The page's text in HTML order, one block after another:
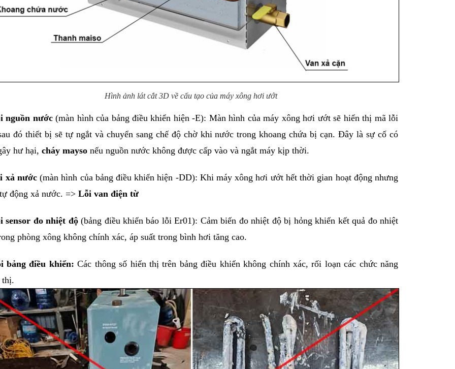
Hình ảnh lát cắt 3D về cấu tạo của máy xông hơi ướt
nguồn nước (màn hình của bảng điều khiển hiện -E): Màn hình của máy xông hơi ướt sẽ hiển thị mã lỗi
đó thiết bị sẽ tự ngắt và chuyển sang chế độ chờ khi nước trong khoang chứa bị cạn. Đây là sự cố có
hư hại, cháy mayso nếu nguồn nước không được cấp vào và ngắt máy kịp thời.
xả nước (màn hình của bảng điều khiển hiện -DD): Khi máy xông hơi ướt hết thời gian hoạt động nhưng
động xả nước. => Lỗi van điện từ
sensor đo nhiệt độ (bảng điều khiển báo lỗi Er01): Cảm biến đo nhiệt độ bị hỏng khiến kết quả đo nhiệt
phòng xông không chính xác, áp suất trong bình hơi tăng cao.
bảng điều khiển: Các thông số hiển thị trên bảng điều khiển không chính xác, rối loạn các chức năng
thị.